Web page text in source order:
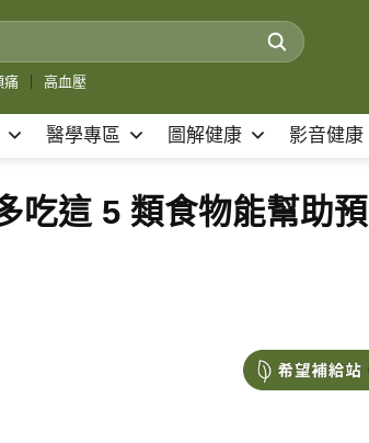
痛 高血壓
醫學專區 圖解健康 影音健康
吃這 5 類食物能幫助預